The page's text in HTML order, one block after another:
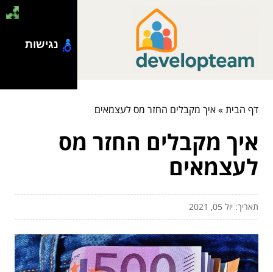
דף הבית»איך מקבלים החזר מס לעצמאים
איך מקבלים החזר מס
לעצמאים
תאריך: יול 05, 2021
נגישות